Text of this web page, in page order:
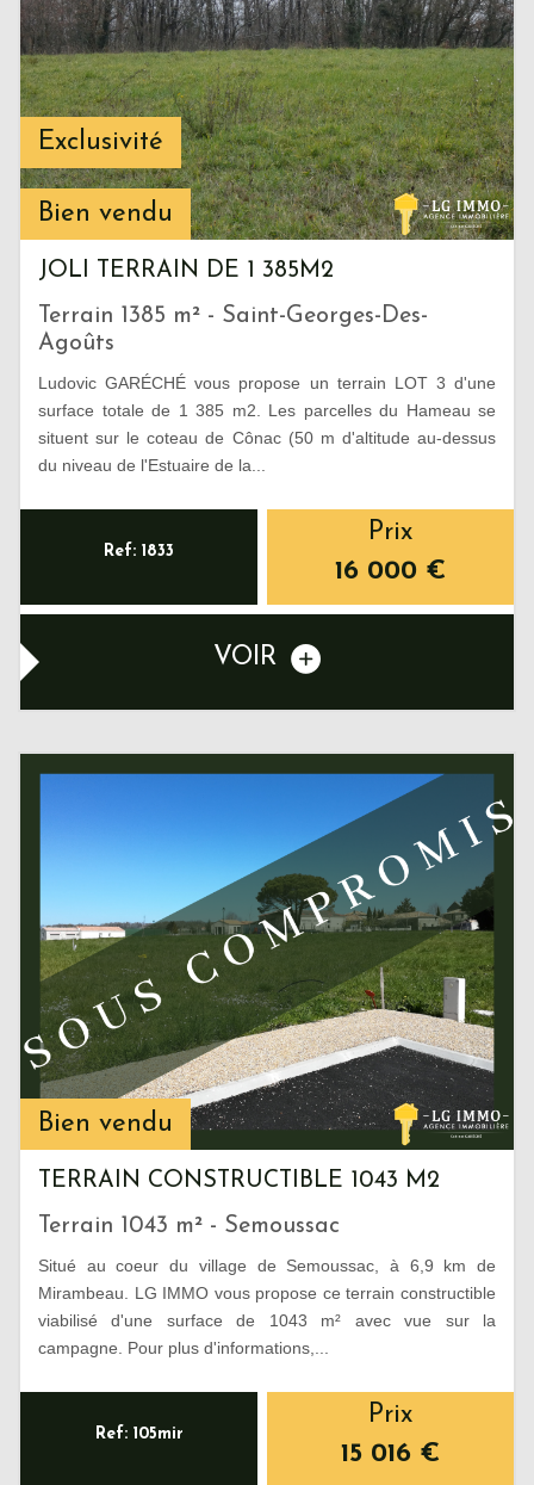
Bien vendu
Exclusivité
JOLI TERRAIN DE 1 385M2
Terrain 1385 m² - Saint-Georges-Des-
Agoûts
Ludovic GARÉCHÉ vous propose un terrain LOT 3 d'une
surface totale de 1 385 m2. Les parcelles du Hameau se
situent sur le coteau de Cônac (50 m d'altitude au-dessus
du niveau de l'Estuaire de la...
Ref: 1833
Prix
16 000 €
VOIR
Bien vendu
TERRAIN CONSTRUCTIBLE 1043 M2
Terrain 1043 m² - Semoussac
Situé au coeur du village de Semoussac, à 6,9 km de
Mirambeau. LG IMMO vous propose ce terrain constructible
viabilisé d'une surface de 1043 m² avec vue sur la
campagne. Pour plus d'informations,...
Ref: 105mir
Prix
15 016 €